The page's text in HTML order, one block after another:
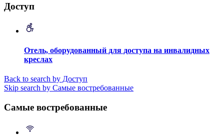
Доступ
Отель, оборудованный для доступа на инвалидных
креслах
Back to search by Доступ
Skip search by Самые востребованные
Самые востребованные